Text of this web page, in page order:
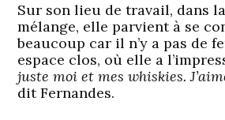
Sur son lieu de travail, dans
mélange, elle parvient à se
beaucoup car il n’y a pas de
espace clos, où elle a
juste moi et mes whiskies.
dit Fernandes.